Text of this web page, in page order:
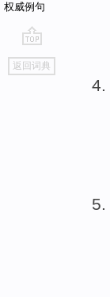
权威例句
go
top
返回词典